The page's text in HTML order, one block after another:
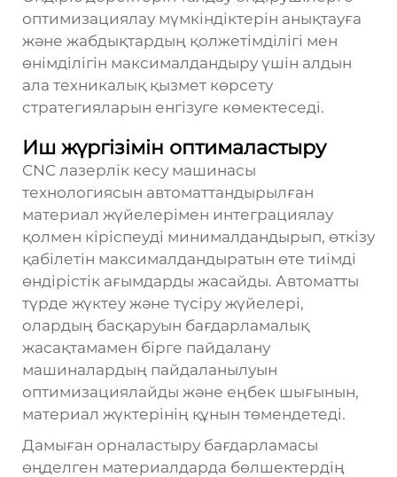
оптимизациялау мүмкіндіктерін анықтауға
және жабдықтардың қолжетімділігі мен
өнімділігін максималдандыру үшін алдын
ала техникалық қызмет көрсету
стратегияларын енгізуге көмектеседі.
Иш жүргізімін оптималастыру
CNC лазерлік кесу машинасы
технологиясын автоматтандырылған
материал жүйелерімен интеграциялау
қолмен кіріспеуді минималдандырып, өткізу
қабілетін максималдандыратын өте тиімді
өндірістік ағымдарды жасайды. Автоматты
түрде жүктеу және түсіру жүйелері,
олардың басқаруын бағдарламалық
жасақтамамен бірге пайдалану
машиналардың пайдаланылуын
оптимизациялайды және еңбек шығынын,
материал жүктерінің құнын төмендетеді.
Дамыған орналастыру бағдарламасы
өңделген материалдарда бөлшектердің